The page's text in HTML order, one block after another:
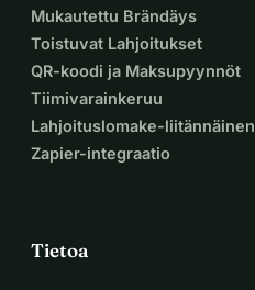
Mukautettu Brändäys
Toistuvat Lahjoitukset
QR-koodi ja Maksupyynnöt
Tiimivarainkeruu
Lahjoituslomake-liitännäinen
Zapier-integraatio
Tietoa